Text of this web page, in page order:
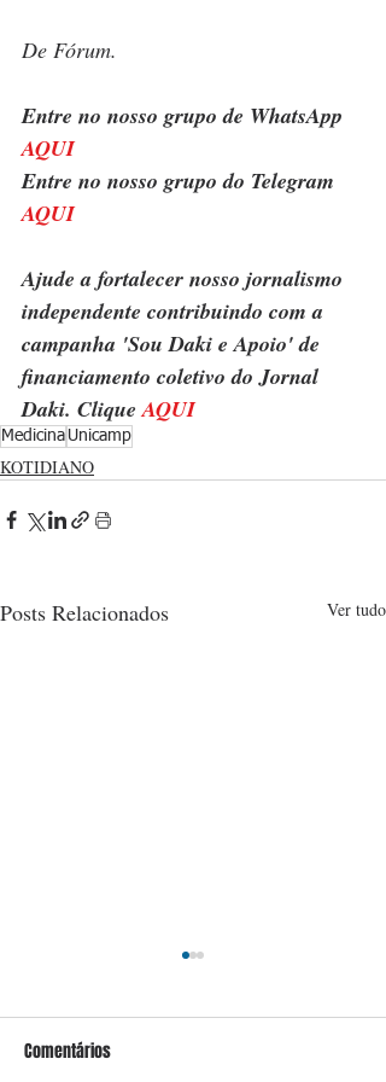
De Fórum.
Entre no nosso grupo de WhatsApp
AQUI
Entre no nosso grupo do Telegram
AQUI
Ajude a fortalecer nosso jornalismo
independente contribuindo com a
campanha 'Sou Daki e Apoio' de
financiamento coletivo do Jornal
Daki. Clique AQUI
Medicina Unicamp
KOTIDIANO
Posts Relacionados Ver tudo
Comentários